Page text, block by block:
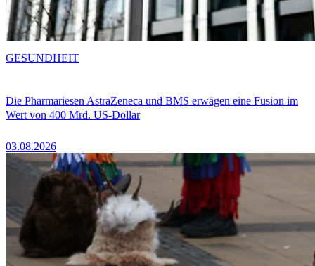
Die Pharmariesen AstraZeneca und BMS erwägen eine Fusion im
Wert von 400 Mrd. US-Dollar
03.08.2026
GESUNDHEIT